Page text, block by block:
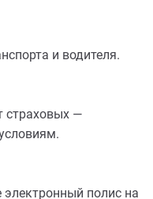
и водителя.
страховых —
электронный полис на